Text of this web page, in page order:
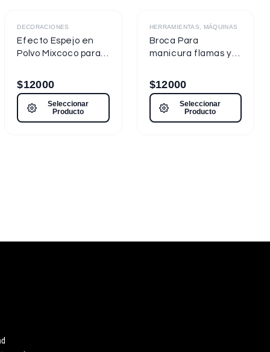
Destacado
DECORACIONES
Efecto Espejo en
Polvo Mixcoco para
$12000
Seleccionar
Producto
HERRAMIENTAS, MÁQUINAS
Broca Para
manicura flamas y
$12000
Seleccionar
Producto